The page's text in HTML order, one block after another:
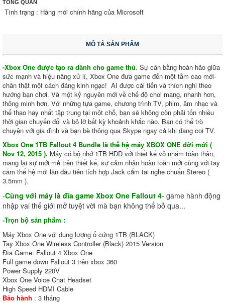
TỔNG QUAN
Tình trạng : Hàng mới chính hãng của Microsoft
MÔ TẢ SẢN PHẨM
-Xbox One được tạo ra dành cho game thủ. Sự cân bằng hoàn hảo giữa
sức mạnh và hiệu năng xử lí, Xbox One đưa game đến một tầm cao mới-
chân thật một cách đáng kinh ngạc! AI được cải tiến và thích nghi theo
hướng bạn chơi. Và một kỷ nguyên mới về chế độ chơi mạng, nhanh hơn,
thông minh hơn. Với những tựa game, chương trình TV, phim, âm nhạc và
thể thao hay nhất tập trung tại một chỗ, bạn sẽ không còn phải tốn nhiều
thời gian chuyển đổi và bỏ lỡ bất kỳ khoảnh khắc nào. Bạn có thể trò
chuyện với gia đình và bạn bè thông qua Skype ngay cả khi đang coi TV.
Xbox One 1TB Fallout 4 Bundle​ là thế hệ máy XBOX ONE đời mới (
Nov 12, 2015 ). Máy có bộ nhớ 1TB HDD với thiết kế vỏ nhám toàn thân,
mang lại sự mới mẻ trên thiết kế, sự cảm nhận hoàn toàn mới cùng với tay
cầm thế hệ mới lần đầu tiên tích hợp Jack cắm tai nghe chuẩn Stereo (
3.5mm ).
-Cùng với máy là đĩa game Xbox One Fallout 4- game hành động
nhập vai thế giới mở tuyệt vời mà bạn không thể bỏ qua...
-Trọn bộ sản phẩm :
Máy Xbox One với dung lượng ổ cứng 1TB (BLACK)
Tay Xbox One Wireless Controller (Black) 2015 Version
Đĩa Game: Fallout 4 Xbox One
Full game down Fallout 3 trên xbox 360
Power Supply 220V
Xbox One Voice Chat Headset
High Speed HDMI Cable
Bảo hành : 3 tháng